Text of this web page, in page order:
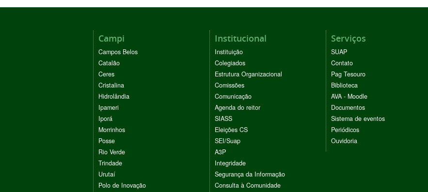
Campi
Campos Belos
Catalão
Ceres
Cristalina
Hidrolândia
Ipameri
Iporá
Morrinhos
Posse
Rio Verde
Trindade
Urutaí
Polo de Inovação
Institucional
Instituição
Colegiados
Estrutura Organizacional
Comissões
Comunicação
Agenda do reitor
SIASS
Eleições CS
SEI/Suap
A3P
Integridade
Segurança da Informação
Consulta à Comunidade
Serviços
SUAP
Contato
Pag Tesouro
Biblioteca
AVA - Moodle
Documentos
Sistema de eventos
Periódicos
Ouvidoria